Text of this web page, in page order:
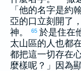
「他的名字是約
亞的口立刻開了
神。
65 於是住在
太山區的人也都
都把這一切存在
麼樣呢？」因為